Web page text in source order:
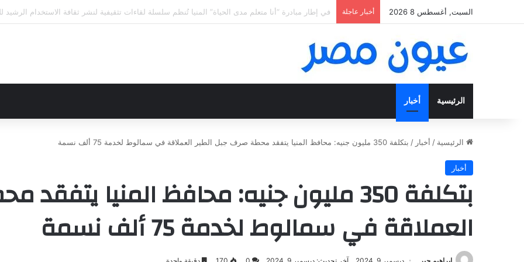
السبت, أغسطس 8 2026 أخبار عاجلة «فتح عينك كويس».. اعثر على الاختلافات الخمس خلال 11 ثانية فقط
الرئيسية أخبار
الرئيسية / أخبار / بتكلفة 350 مليون جنيه: محافظ المنيا يتفقد محطة صرف جبل الطير العملاقة في سمالوط لخدمة 75 ألف نسمة
أخبار
بتكلفة 350 مليون جنيه: محافظ المنيا
العملاقة في سمالوط لخدمة 75 ألف نسمة